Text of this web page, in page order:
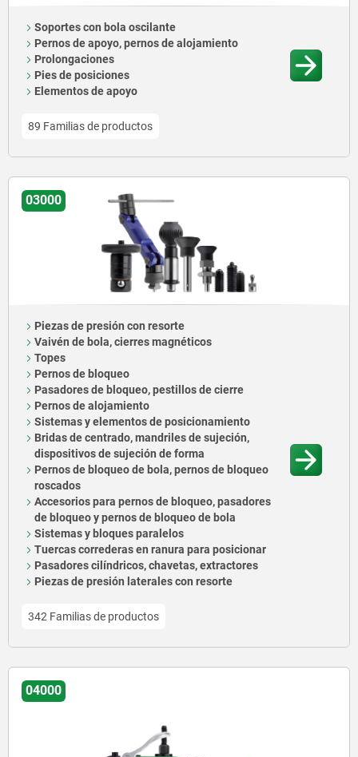
Soportes con bola oscilante
Pernos de apoyo, pernos de alojamiento
Prolongaciones
Pies de posiciones
Elementos de apoyo
89 Familias de productos
03000
Piezas de presión con resorte
Vaivén de bola, cierres magnéticos
Topes
Pernos de bloqueo
Pasadores de bloqueo, pestillos de cierre
Pernos de alojamiento
Sistemas y elementos de posicionamiento
Bridas de centrado, mandriles de sujeción,
dispositivos de sujeción de forma
Pernos de bloqueo de bola, pernos de bloqueo
roscados
Accesorios para pernos de bloqueo, pasadores
de bloqueo y pernos de bloqueo de bola
Sistemas y bloques paralelos
Tuercas correderas en ranura para posicionar
Pasadores cilíndricos, chavetas, extractores
Piezas de presión laterales con resorte
342 Familias de productos
04000